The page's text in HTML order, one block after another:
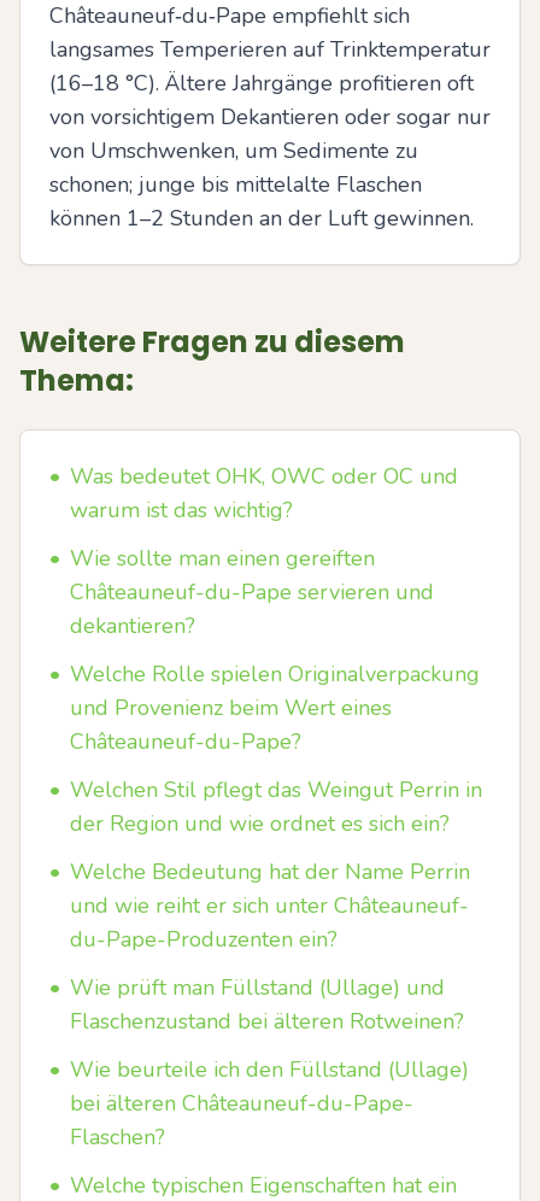
Châteauneuf‑du‑Pape empfiehlt sich
langsames Temperieren auf Trinktemperatur
(16–18 °C). Ältere Jahrgänge profitieren oft
von vorsichtigem Dekantieren oder sogar nur
von Umschwenken, um Sedimente zu
schonen; junge bis mittelalte Flaschen
können 1–2 Stunden an der Luft gewinnen.
Weitere Fragen zu diesem
Thema:
• Was bedeutet OHK, OWC oder OC und
warum ist das wichtig?
• Wie sollte man einen gereiften
Châteauneuf-du-Pape servieren und
dekantieren?
• Welche Rolle spielen Originalverpackung
und Provenienz beim Wert eines
Châteauneuf-du-Pape?
• Welchen Stil pflegt das Weingut Perrin in
der Region und wie ordnet es sich ein?
• Welche Bedeutung hat der Name Perrin
und wie reiht er sich unter Châteauneuf-
du-Pape-Produzenten ein?
• Wie prüft man Füllstand (Ullage) und
Flaschenzustand bei älteren Rotweinen?
• Wie beurteile ich den Füllstand (Ullage)
bei älteren Châteauneuf-du-Pape-
Flaschen?
• Welche typischen Eigenschaften hat ein